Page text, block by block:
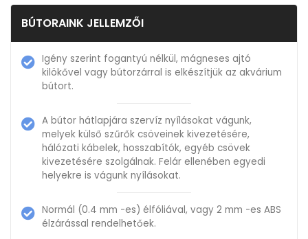
BÚTORAINK JELLEMZŐI
Igény szerint fogantyú nélkül, mágneses ajtó
kilökővel vagy bútorzárral is elkészítjük az akvárium
bútort.
A bútor hátlapjára szervíz nyílásokat vágunk,
melyek külső szűrők csöveinek kivezetésére,
hálózati kábelek, hosszabítók, egyéb csövek
kivezetésére szolgálnak. Felár ellenében egyedi
helyekre is vágunk nyílásokat.
Normál (0.4 mm -es) élfóliával, vagy 2 mm -es ABS
élzárással rendelhetőek.